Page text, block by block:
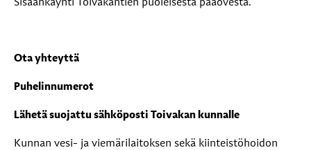
Sisäänkäynti Toivakantien puoleisesta pääovesta.
Ota yhteyttä
Puhelinnumerot
Lähetä suojattu sähköposti Toivakan kunnalle
Kunnan vesi- ja viemärilaitoksen sekä kiinteistöhoidon